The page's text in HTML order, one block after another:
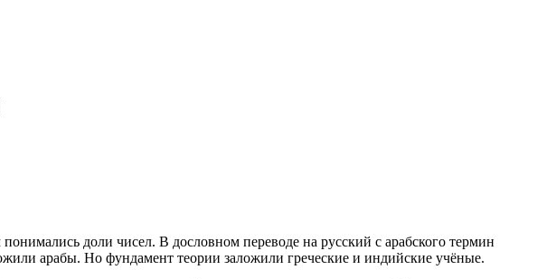
доли чисел. В дословном переводе на русский с арабского термин
арабы. Но фундамент теории заложили греческие и индийские учёные.